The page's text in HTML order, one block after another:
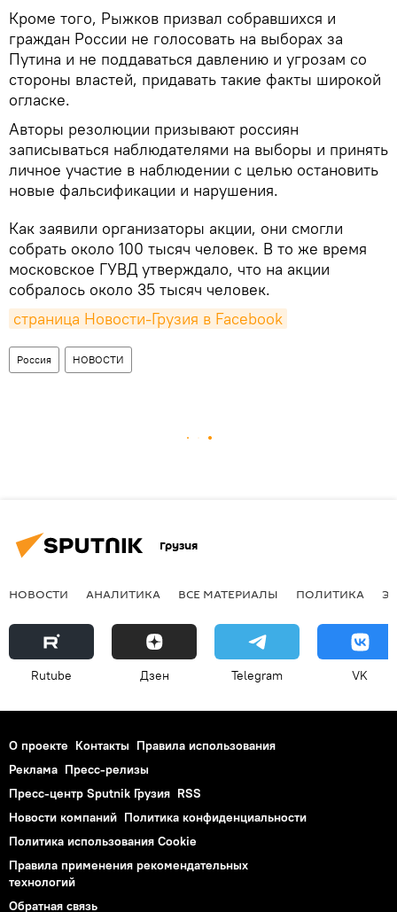
Кроме того, Рыжков призвал собравшихся и
граждан России не голосовать на выборах за
Путина и не поддаваться давлению и угрозам со
стороны властей, придавать такие факты широкой
огласке.
Авторы резолюции призывают россиян
записываться наблюдателями на выборы и принять
личное участие в наблюдении с целью остановить
новые фальсификации и нарушения.
Как заявили организаторы акции, они смогли
собрать около 100 тысяч человек. В то же время
московское ГУВД утверждало, что на акции
собралось около 35 тысяч человек.
страница Новости-Грузия в Facebook
Россия НОВОСТИ
Грузия
НОВОСТИ АНАЛИТИКА ВСЕ МАТЕРИАЛЫ ПОЛИТИКА
Rutube Дзен Telegram VK
О проекте Контакты Правила использования
Реклама Пресс-релизы
Пресс-центр Sputnik Грузия RSS
Новости компаний Политика конфиденциальности
Политика использования Cookie
Правила применения рекомендательных
технологий
Обратная связь